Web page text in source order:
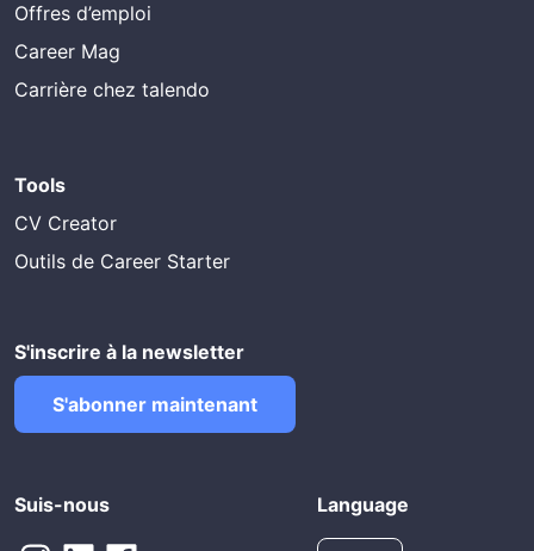
Offres d’emploi
Career Mag
Carrière chez talendo
Tools
CV Creator
Outils de Career Starter
S'inscrire à la newsletter
S'abonner maintenant
Suis-nous Language